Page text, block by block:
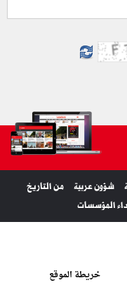
شؤون عربية
من التاريخ
المؤسسات
خريطة الموقع